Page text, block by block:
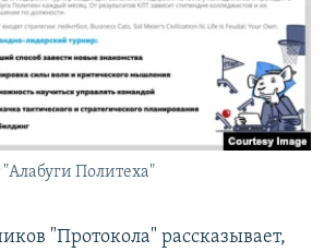
Политеха"
"Протокола" рассказывает,